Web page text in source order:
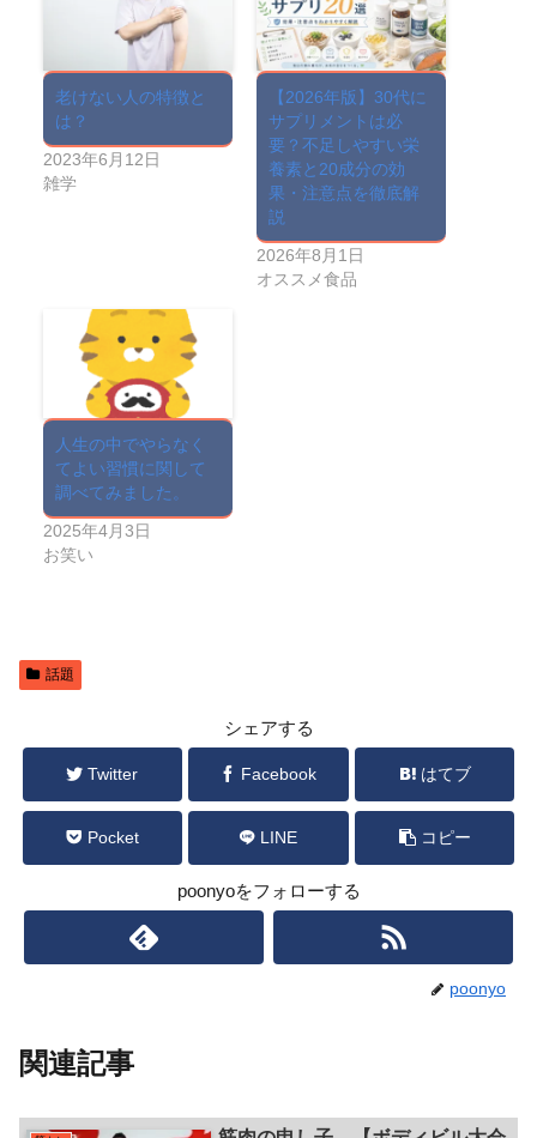
老けない人の特徴と
は？
2023年6月12日
雑学
【2026年版】30代に
サプリメントは必
要？不足しやすい栄
養素と20成分の効
果・注意点を徹底解
説
2026年8月1日
オススメ食品
人生の中でやらなく
てよい習慣に関して
調べてみました。
2025年4月3日
お笑い
話題
シェアする
Twitter Facebook はてブ
Pocket LINE コピー
poonyoをフォローする
poonyo
関連記事